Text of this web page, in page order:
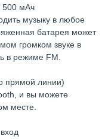
500 мАч
музыку в любое
батарея может
громком звуке в
в режиме FM.
прямой линии)
и вы можете
месте.